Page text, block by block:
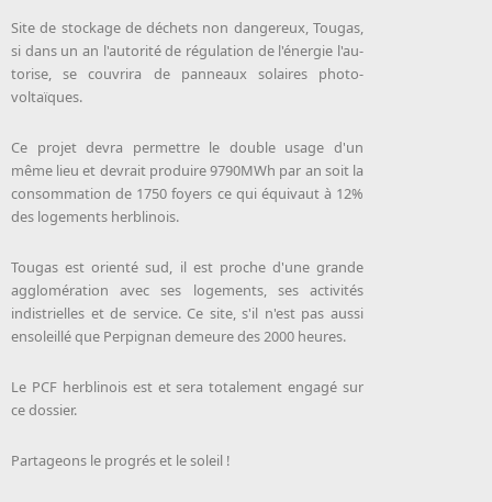
Site de stoc­kage de dé­chets non dan­ge­reux, Tou­gas,
si dans un an l'au­to­ri­té de ré­gu­la­tion de l'éner­gie l'au­
to­rise, se cou­vri­ra de pan­neaux so­laires photo­
voltaïques.
Ce pro­jet devra permettre le double usage d'un
même lieu et de­vrait pro­duire 9790MWh par an soit la
consom­ma­tion de 1750 foyers ce qui équivaut à 12%
des lo­ge­ments her­bli­nois.
Tougas est orienté sud, il est proche d'une grande
agglomération avec ses logements, ses activités
indistrielles et de service. Ce site, s'il n'est pas aussi
ensoleillé que Perpignan demeure des 2000 heures.
Le PCF herblinois est et sera totalement engagé sur
ce dossier.
Partageons le progrés et le soleil !